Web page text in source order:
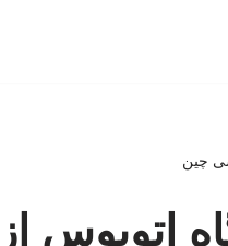
چین
اتوبوس